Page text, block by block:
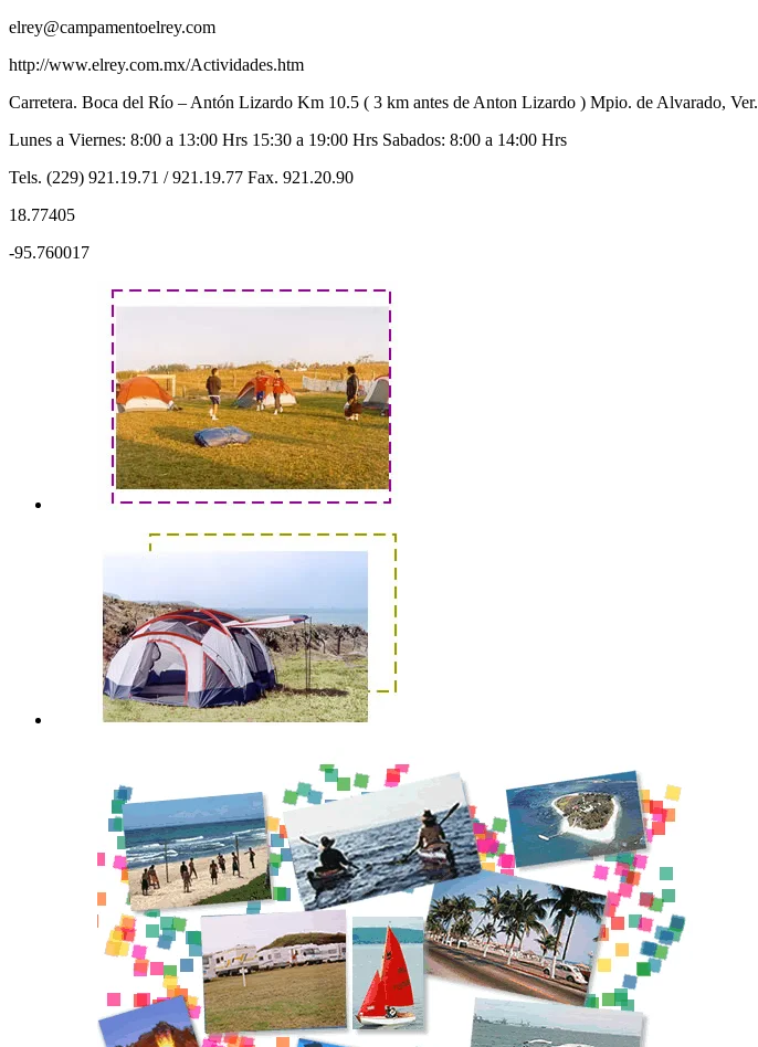
elrey@campamentoelrey.com
http://www.elrey.com.mx/Actividades.htm
Carretera. Boca del Río – Antón Lizardo Km 10.5 ( 3 km antes de Anton Lizardo ) Mpio. de Alvarado, Ver.
Lunes a Viernes: 8:00 a 13:00 Hrs 15:30 a 19:00 Hrs Sabados: 8:00 a 14:00 Hrs
Tels. (229) 921.19.71 / 921.19.77 Fax. 921.20.90
18.77405
-95.760017